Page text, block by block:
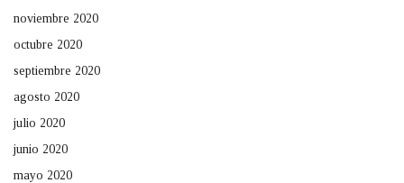
noviembre 2020
octubre 2020
septiembre 2020
agosto 2020
julio 2020
junio 2020
mayo 2020